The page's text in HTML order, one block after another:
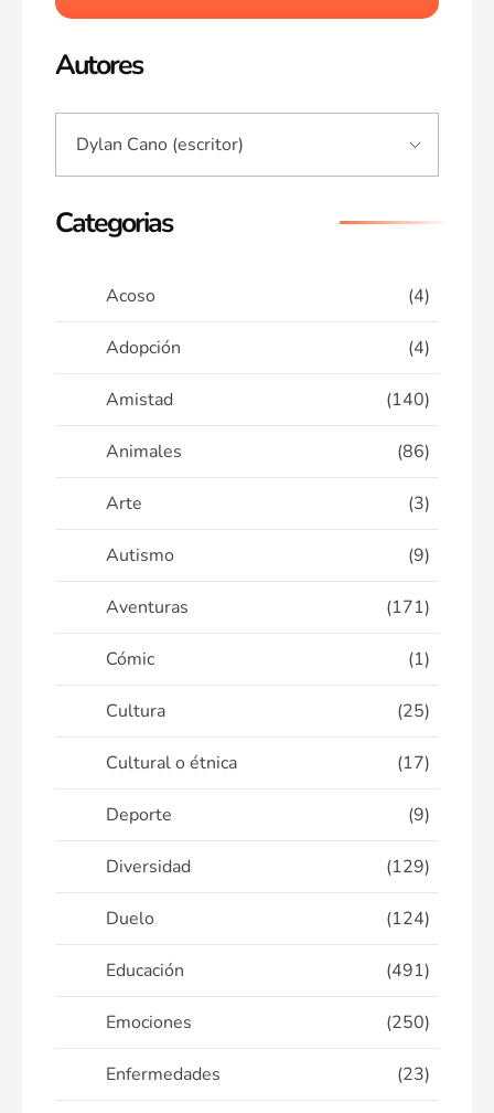
Autores
Categorias
Acoso (4)
Adopción (4)
Amistad (140)
Animales (86)
Arte (3)
Autismo (9)
Aventuras (171)
Cómic (1)
Cultura (25)
Cultural o étnica (17)
Deporte (9)
Diversidad (129)
Duelo (124)
Educación (491)
Emociones (250)
Enfermedades (23)